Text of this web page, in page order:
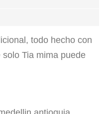
todo hecho con
Tia mima puede